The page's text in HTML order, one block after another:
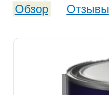
Обзор Отзывы